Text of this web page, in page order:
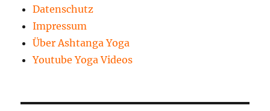
Datenschutz
Impressum
Über Ashtanga Yoga
Youtube Yoga Videos